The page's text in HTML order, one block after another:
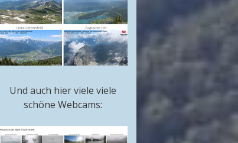
Und auch hier viele viele
schöne Webcams: